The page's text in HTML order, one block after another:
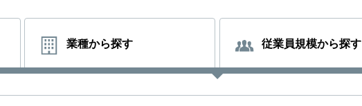
業種から探す 従業員規模から探す